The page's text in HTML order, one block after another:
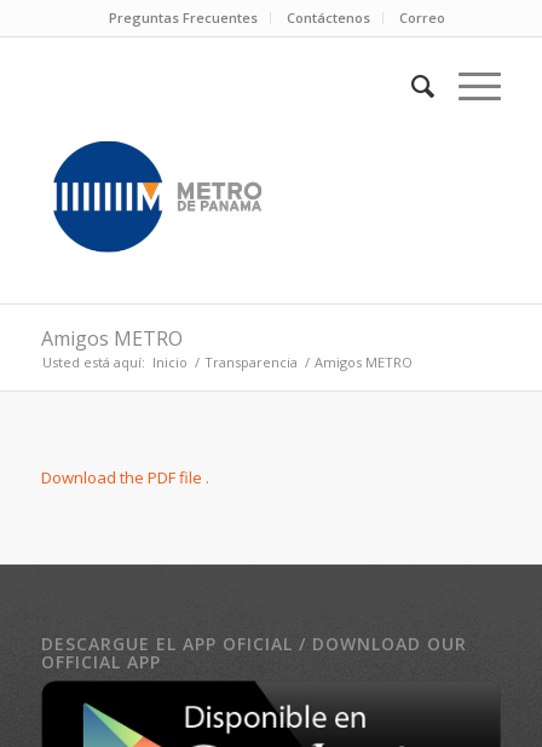
Preguntas Frecuentes Contáctenos Correo
Amigos METRO
Usted está aquí: Inicio / Transparencia / Amigos METRO
Download the PDF file .
DESCARGUE EL APP OFICIAL / DOWNLOAD OUR
OFFICIAL APP